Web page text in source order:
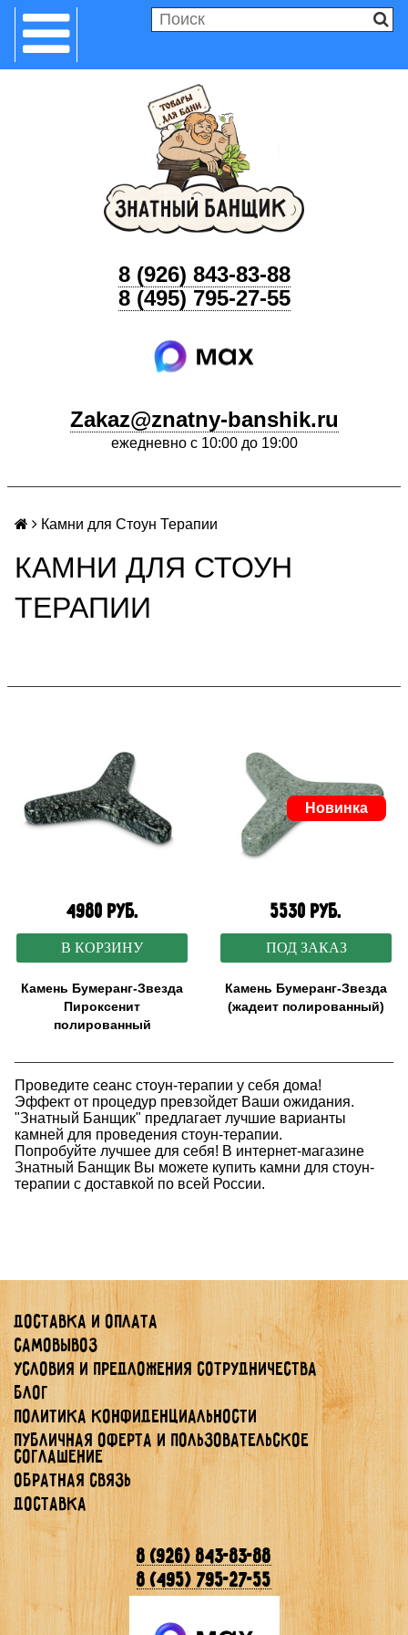
8 (926) 843-83-88
8 (495) 795-27-55
Zakaz@znatny-banshik.ru
ежедневно с 10:00 до 19:00
Камни для Стоун Терапии
КАМНИ ДЛЯ СТОУН
ТЕРАПИИ
4980 руб.
В КОРЗИНУ
Камень Бумеранг-Звезда
Пироксенит
полированный
Новинка
5530 руб.
ПОД ЗАКАЗ
Камень Бумеранг-Звезда
(жадеит полированный)
Проведите сеанс стоун-терапии у себя дома!
Эффект от процедур превзойдет Ваши ожидания.
"Знатный Банщик" предлагает лучшие варианты
камней для проведения стоун-терапии.
Попробуйте лучшее для себя! В интернет-магазине
Знатный Банщик Вы можете купить камни для стоун-
терапии с доставкой по всей России.
Доставка и оплата
Самовывоз
Условия и предложения сотрудничества
Блог
Политика конфиденциальности
Публичная Оферта и Пользовательское
Соглашение
Обратная связь
Доставка
8 (926) 843-83-88
8 (495) 795-27-55